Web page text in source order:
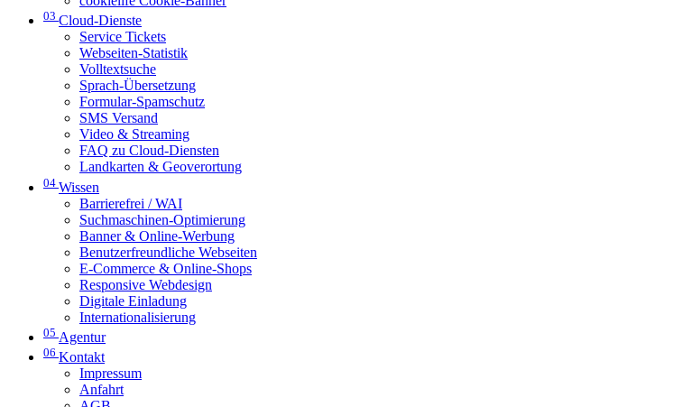
03 Cloud-Dienste
Service Tickets
Webseiten-Statistik
Volltextsuche
Sprach-Übersetzung
Formular-Spamschutz
SMS Versand
Video & Streaming
FAQ zu Cloud-Diensten
Landkarten & Geoverortung
04 Wissen
Barrierefrei / WAI
Suchmaschinen-Optimierung
Banner & Online-Werbung
Benutzerfreundliche Webseiten
E-Commerce & Online-Shops
Responsive Webdesign
Digitale Einladung
Internationalisierung
05 Agentur
06 Kontakt
Impressum
Anfahrt